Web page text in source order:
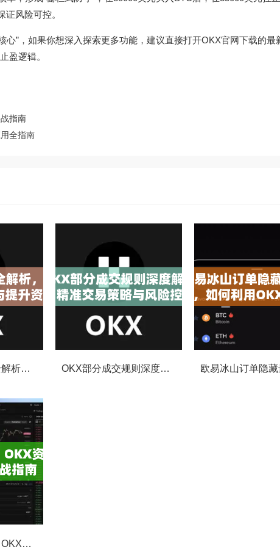
风险可控。
心”，如果你想深入探索更多功能，建议直接打开OKX官网下载的最
盈逻辑。
指南
全指南
欧易撤单手续费全解析，如何降低交易成本与提升资金效率 OKX部分成交规则深度解析，精准交易策略与风险控制全攻略
欧易限价止盈单，OKX资讯深度解析与实战指南